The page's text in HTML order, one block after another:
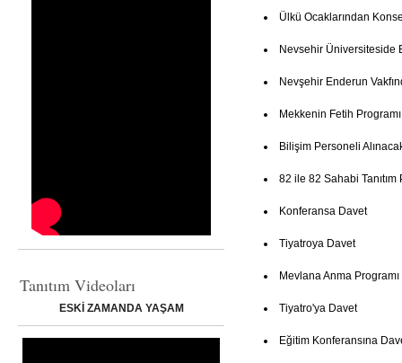
Tanıtım Videoları
ESKİ ZAMANDA YAŞAM
Ülkü Ocaklarından
Nevsehir Üniversiteside
Nevşehir Enderun
Mekkenin Fetih Programı
Bilişim Personeli
82 ile 82 Sahabi Tanıtım
Konferansa Davet
Tiyatroya Davet
Mevlana Anma Programı
Tiyatro'ya Davet
Eğitim Konferansına